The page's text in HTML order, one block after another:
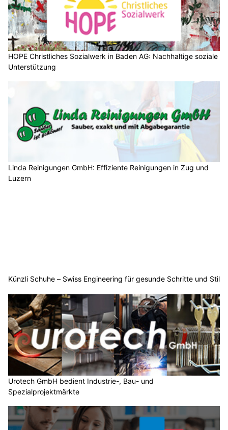
HOPE Christliches Sozialwerk in Baden AG: Nachhaltige soziale
Unterstützung
Linda Reinigungen GmbH: Effiziente Reinigungen in Zug und
Luzern
Künzli Schuhe – Swiss Engineering für gesunde Schritte und Stil
Urotech GmbH bedient Industrie-, Bau- und
Spezialprojektmärkte